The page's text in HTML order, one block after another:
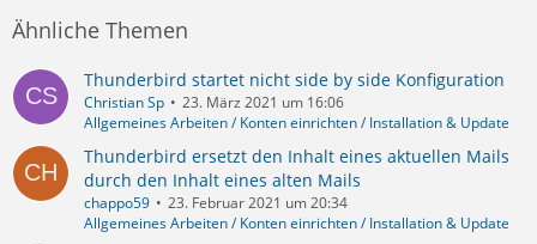
Ähnliche Themen
Thunderbird startet nicht side by side Konfiguration
Christian Sp
23. März 2021 um 16:06
Allgemeines Arbeiten / Konten einrichten / Installation & Update
Thunderbird ersetzt den Inhalt eines aktuellen Mails
durch den Inhalt eines alten Mails
chappo59
23. Februar 2021 um 20:34
Allgemeines Arbeiten / Konten einrichten / Installation & Update